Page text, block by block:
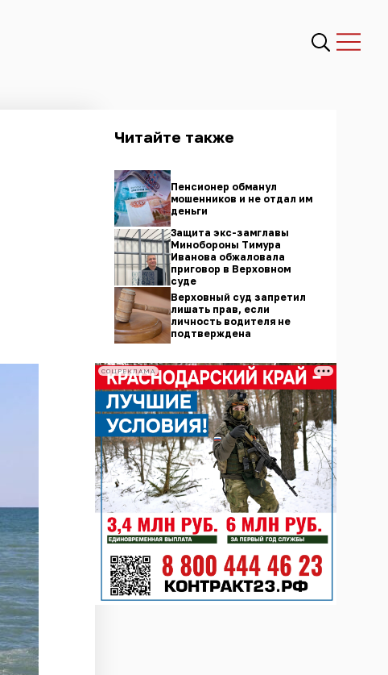
Читайте также
Пенсионер обманул
мошенников и не отдал им
деньги
Защита экс-замглавы
Минобороны Тимура
Иванова обжаловала
приговор в Верховном
суде
Верховный суд запретил
лишать прав, если
личность водителя не
подтверждена
СОЦРЕКЛАМА